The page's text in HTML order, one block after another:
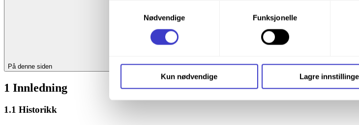
Ved å trykke «Godta alle» gir du din tillatelse til alle disse
trykke på avmerkingsboksen under formålet, og deretter trykke
Du kan lese mer om hvordan vi bruker informasjonskapsler og
personopplysninger på vår side
Informasjonskapsler (Cookies)
Nødvendige
Funksjonelle
Kun nødvendige Lagre
På denne siden
1 Innledning
1.1 Historikk